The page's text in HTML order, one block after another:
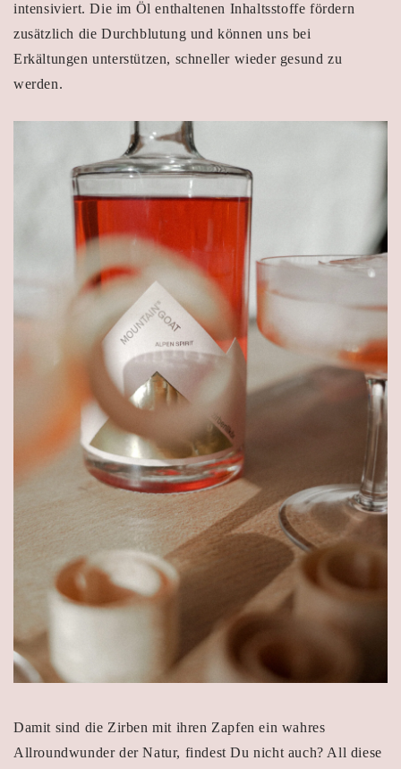
intensiviert. Die im Öl enthaltenen Inhaltsstoffe fördern
zusätzlich die Durchblutung und können uns bei
Erkältungenunterstützen, schneller wieder gesund zu
werden.
Damit sind die Zirben mit ihren Zapfen ein wahres
Allroundwunder der Natur, findest Du nicht auch? All diese